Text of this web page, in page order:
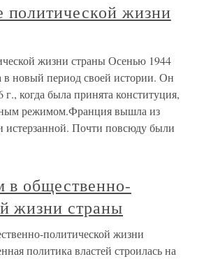
политической жизни
жизни страны Осенью 1944
в новый период своей истории. Он
г., когда была принята конституция,
режимом.Франция вышла из
Почти повсюду были
в общественно-
жизни страны
политической жизни
политика властей строилась на